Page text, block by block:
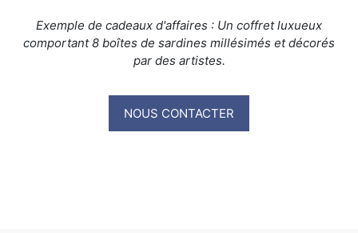
Exemple de cadeaux d'affaires : Un coffret luxueux
comportant 8 boîtes de sardines millésimés et décorés
par des artistes.
NOUS CONTACTER